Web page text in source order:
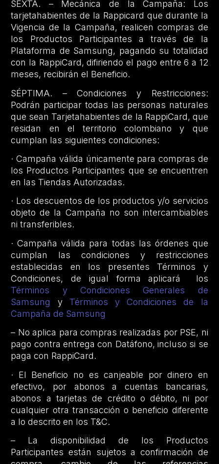
SEXTA. – Mecánica de la Campaña: Los
tarjetahabientes de la Rappicard que durante la
Vigencia de la Campaña, realicen compras de
los Productos Participantes a través de la
Plataforma de Samsung, pagando su totalidad
con la RappiCard, difiriendo el pago entre 6 a 12
meses, recibirán el Beneficio.
SÉPTIMA. – Condiciones y Restricciones:
Podrán participar todas las personas naturales
que sean Tarjetahabientes de la RappiCard, que
residan en el territorio colombiano y que
cumplan las siguientes condiciones:
· Campaña válida únicamente para compras de
los Productos Participantes que se encuentren
en las Tiendas Autorizadas.
· Los descuentos de los productos y/o servicios
objeto de la Campaña no son intercambiables
ni transferibles.
· Campaña válida para todas las órdenes que
cumplan las condiciones y restricciones
establecidas en los presentes Términos y
Condiciones, de igual forma aplicará los
Términos y Condiciones Generales de
Samsung
y Términos y Condiciones de la
Campaña de Samsung
– No aplica para compras realizadas por PSE, ni
pago contra entrega con Datáfono, incluso si se
paga con RappiCard.
· El Beneficio no es canjeable por dinero en
efectivo, por abonos a cuentas bancarias,
abonos a tarjetas de crédito o débito, ni por
cualquier otra transacción o beneficio diferente
a lo descrito en los T&C.
– La disponibilidad de los Productos
Participantes están sujetos a confirmación de